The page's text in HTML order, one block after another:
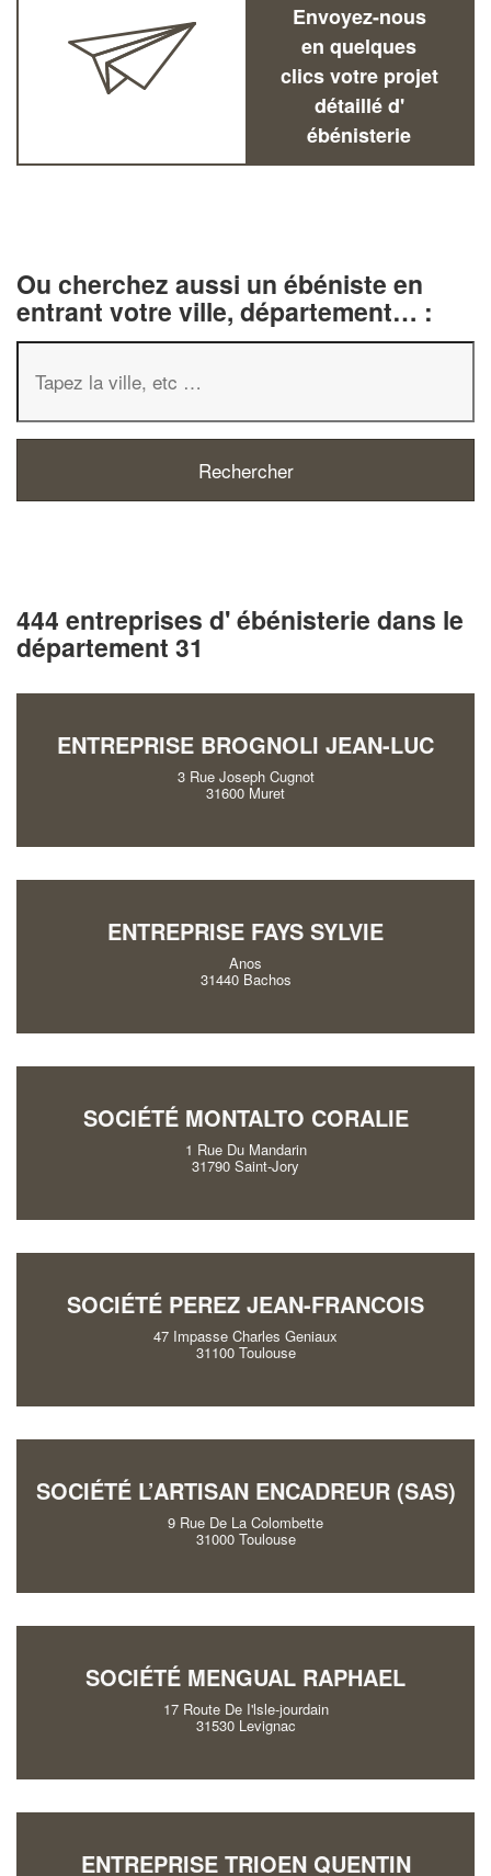
Envoyez-nous
en quelques
clics votre projet
détaillé d'
ébénisterie
Ou cherchez aussi un ébéniste en
entrant votre ville, département… :
444 entreprises d' ébénisterie dans le
département 31
ENTREPRISE BROGNOLI JEAN-LUC
3 Rue Joseph Cugnot
31600 Muret
ENTREPRISE FAYS SYLVIE
Anos
31440 Bachos
SOCIÉTÉ MONTALTO CORALIE
1 Rue Du Mandarin
31790 Saint-Jory
SOCIÉTÉ PEREZ JEAN-FRANCOIS
47 Impasse Charles Geniaux
31100 Toulouse
SOCIÉTÉ L’ARTISAN ENCADREUR (SAS)
9 Rue De La Colombette
31000 Toulouse
SOCIÉTÉ MENGUAL RAPHAEL
17 Route De I'lsle-jourdain
31530 Levignac
ENTREPRISE TRIOEN QUENTIN